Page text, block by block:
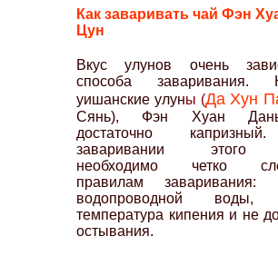
Как заваривать чай Фэн
Цун
Вкус улунов очень
способа
уишанские улуны (Да Хун
Сянь), Фэн Хуан
достаточно
заваривании этого
необходимо четко
правилам заваривания:
водопроводной воды,
температура кипения и не
остывания.